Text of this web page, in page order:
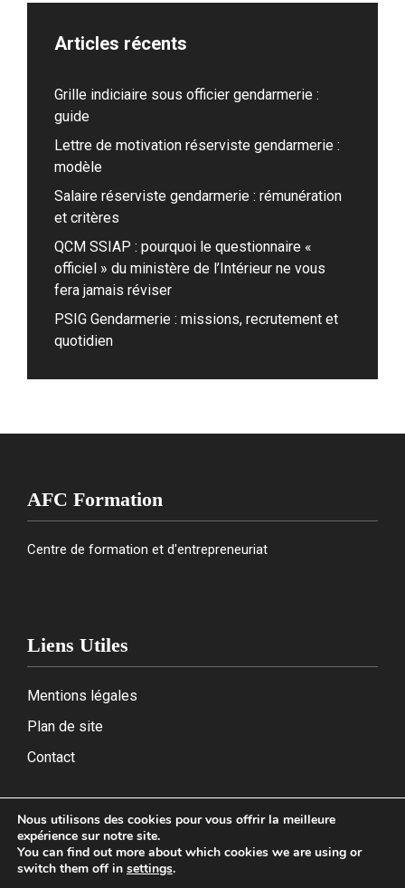
Articles récents
Grille indiciaire sous officier gendarmerie :
guide
Lettre de motivation réserviste gendarmerie :
modèle
Salaire réserviste gendarmerie : rémunération
et critères
QCM SSIAP : pourquoi le questionnaire «
officiel » du ministère de l’Intérieur ne vous
fera jamais réviser
PSIG Gendarmerie : missions, recrutement et
quotidien
AFC Formation
Centre de formation et d'entrepreneuriat
Liens Utiles
Mentions légales
Plan de site
Contact
2026
Nous utilisons des cookies pour vous offrir la meilleure
expérience sur notre site.
You can find out more about which cookies we are using or
switch them off in settings.